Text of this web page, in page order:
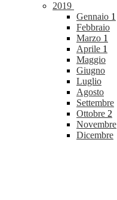
2019
Gennaio 1
Febbraio
Marzo 1
Aprile 1
Maggio
Giugno
Luglio
Agosto
Settembre
Ottobre 2
Novembre
Dicembre